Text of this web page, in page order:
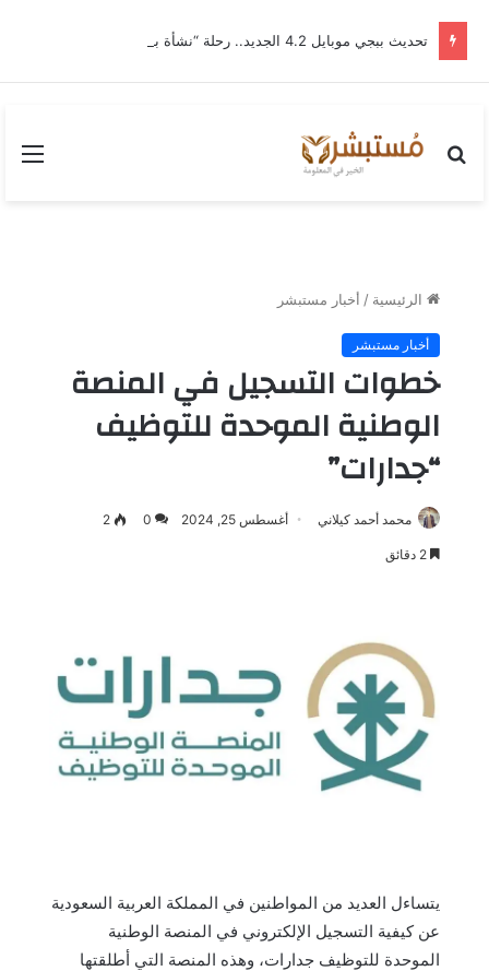
بحث
الرئيسية / أخبار مستبشر
أخبار مستبشر
خطوات التسجيل في المنصة
الوطنية الموحدة للتوظيف
“جدارات”
محمد أحمد كيلاني أغسطس 25, 2024 0
2
يتساءل العديد من المواطنين في المملكة العربية السعودية
عن كيفية التسجيل الإلكتروني في المنصة الوطنية
الموحدة للتوظيف جدارات، وهذه المنصة التي أطلقتها